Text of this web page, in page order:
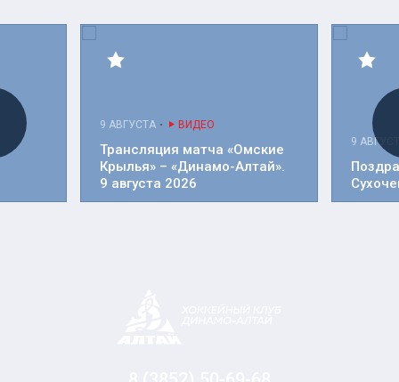
9 АВГУСТА ВИДЕО
Трансляция матча «Омские
Крылья» – «Динамо-Алтай».
9 августа 2026
9